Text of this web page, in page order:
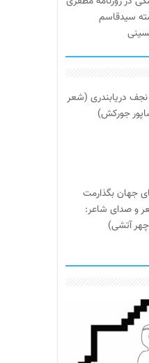
سیدقاسم
نجف دریابندری (شعر
جورکش)
جهان بگذارمت
و صدای شاعر:
آتشی)